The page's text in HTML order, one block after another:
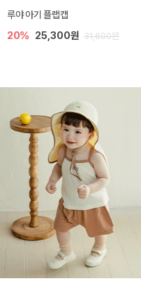
루야 아기 플랩캡
20% 25,300원 31,600원